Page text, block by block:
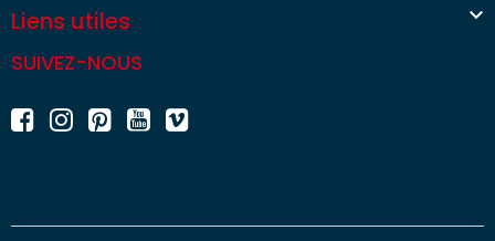
Liens utiles 
SUIVEZ-NOUS